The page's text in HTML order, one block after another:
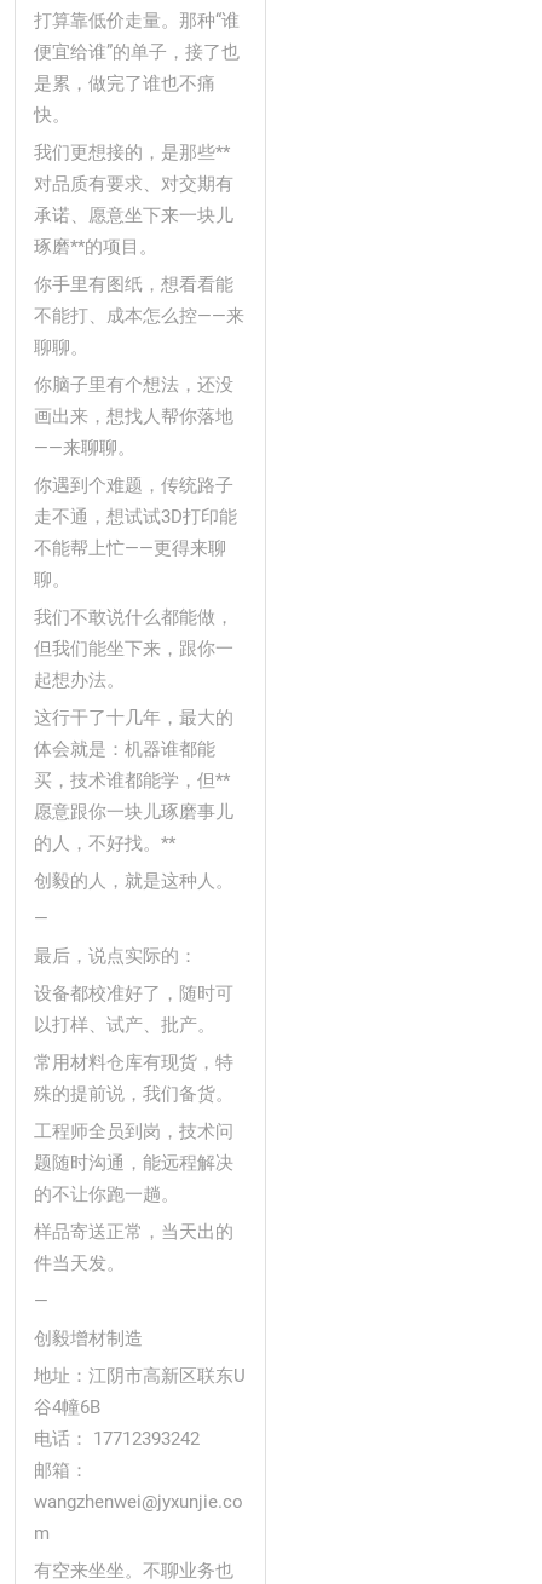
打算靠低价走量。那种“谁
便宜给谁”的单子，接了也
是累，做完了谁也不痛
快。
我们更想接的，是那些**
对品质有要求、对交期有
承诺、愿意坐下来一块儿
琢磨**的项目。
你手里有图纸，想看看能
不能打、成本怎么控——来
聊聊。
你脑子里有个想法，还没
画出来，想找人帮你落地
——来聊聊。
你遇到个难题，传统路子
走不通，想试试3D打印能
不能帮上忙——更得来聊
聊。
我们不敢说什么都能做，
但我们能坐下来，跟你一
起想办法。
这行干了十几年，最大的
体会就是：机器谁都能
买，技术谁都能学，但**
愿意跟你一块儿琢磨事儿
的人，不好找。**
创毅的人，就是这种人。
—
最后，说点实际的：
设备都校准好了，随时可
以打样、试产、批产。
常用材料仓库有现货，特
殊的提前说，我们备货。
工程师全员到岗，技术问
题随时沟通，能远程解决
的不让你跑一趟。
样品寄送正常，当天出的
件当天发。
—
创毅增材制造
地址：江阴市高新区联东U
谷4幢6B
电话： 17712393242
邮箱：
wangzhenwei@jyxunjie.co
m
有空来坐坐。不聊业务也